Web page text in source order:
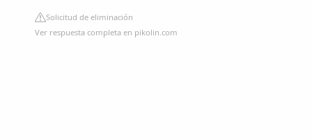
Solicitud de eliminación
Ver respuesta completa en pikolin.com